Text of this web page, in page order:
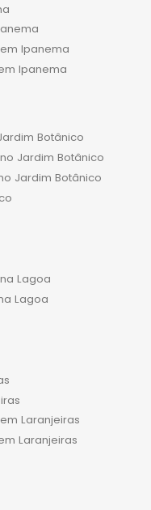
É
e
pela
a
no
em
Ipanema
Ipanema
Botânico
Jardim Botânico
Jardim Botânico
Lagoa
Lagoa
Laranjeiras
Laranjeiras